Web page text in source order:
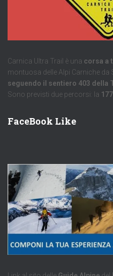
Carnica Ultra Trail è una corsa a
montuosa delle Alpi Carniche da
seguendo il sentiero 403 della
Sono previsti due percorsi: la
FaceBook Like